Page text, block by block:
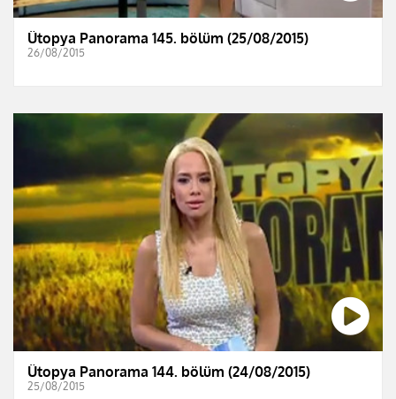
Ütopya Panorama 145. bölüm (25/08/2015)
26/08/2015
Ütopya Panorama 144. bölüm (24/08/2015)
25/08/2015